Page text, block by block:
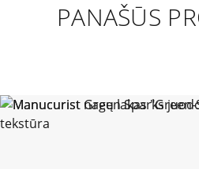
PANAŠŪS